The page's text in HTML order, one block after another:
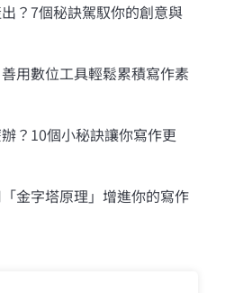
？7個秘訣駕馭你的創意與
用數位工具輕鬆累積寫作素
？10個小秘訣讓你寫作更
金字塔原理」增進你的寫作